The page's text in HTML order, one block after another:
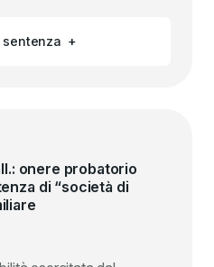
sentenza +
onere probatorio
di “società di